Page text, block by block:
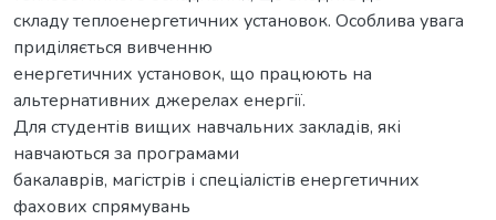
складу теплоенергетичних установок. Особлива увага
приділяється вивченню
енергетичних установок, що працюють на
альтернативних джерелах енергії.
Для студентів вищих навчальних закладів, які
навчаються за програмами
бакалаврів, магістрів і спеціалістів енергетичних
фахових спрямувань